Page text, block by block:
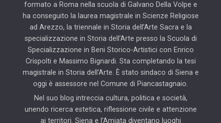
formato a Roma nella scuola di Galvano Della Volpe e
ha conseguito la laurea magistrale in Scienze Religiose
ad Arezzo, la triennale in Storia dell’Arte Sacra e la
specializzazione in Storia dell’Arte presso la Scuola di
Specializzazione in Beni Storico-Artistici con Enrico
Crispolti e Massimo Bignardi. Sta completando la tesi
magistrale in Storia dell’Arte. È stato sindaco di Siena e
oggi è assessore nel Comune di Piancastagnaio.
Nel suo blog intreccia cultura, politica e società,
unendo ricerca estetica, riflessione civile e attenzione
ai territori. Siena e l’Amiata diventano luoghi